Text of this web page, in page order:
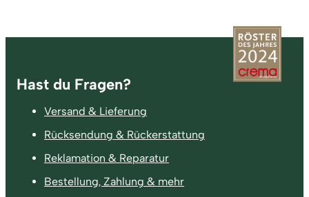
Fußzeile
Hast du Fragen?
Versand & Lieferung
Rücksendung & Rückerstattung
Reklamation & Reparatur
Bestellung, Zahlung & mehr